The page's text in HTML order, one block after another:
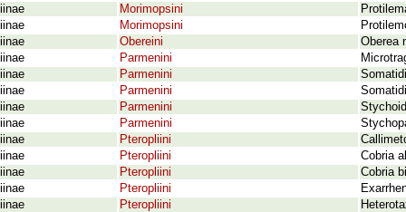
Morimopsini
Morimopsini
Obereini
Oberea
Parmenini
Parmenini
Parmenini
Parmenini
Parmenini
Pteropliini
Pteropliini
Cobria
Pteropliini
Cobria
Pteropliini
Pteropliini